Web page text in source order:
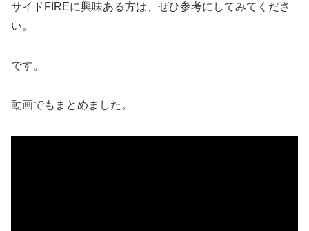
サイドFIREに興味ある方は、ぜひ参考にしてみてくださ
い。
です。
動画でもまとめました。